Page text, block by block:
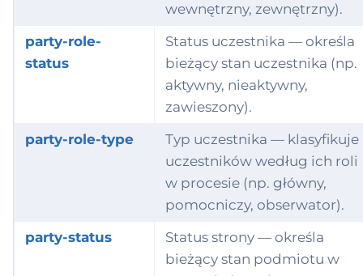
wewnętrzny, zewnętrzny).
party-role-
status
Status uczestnika — określa
bieżący stan uczestnika (np.
aktywny, nieaktywny,
zawieszony).
party-role-type
Typ uczestnika — klasyfikuje
uczestników według ich roli
w procesie (np. główny,
pomocniczy, obserwator).
party-status
Status strony — określa
bieżący stan podmiotu w